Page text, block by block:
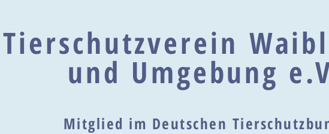
Tierschutzverein
und Umgebung
Mitglied im Deutschen